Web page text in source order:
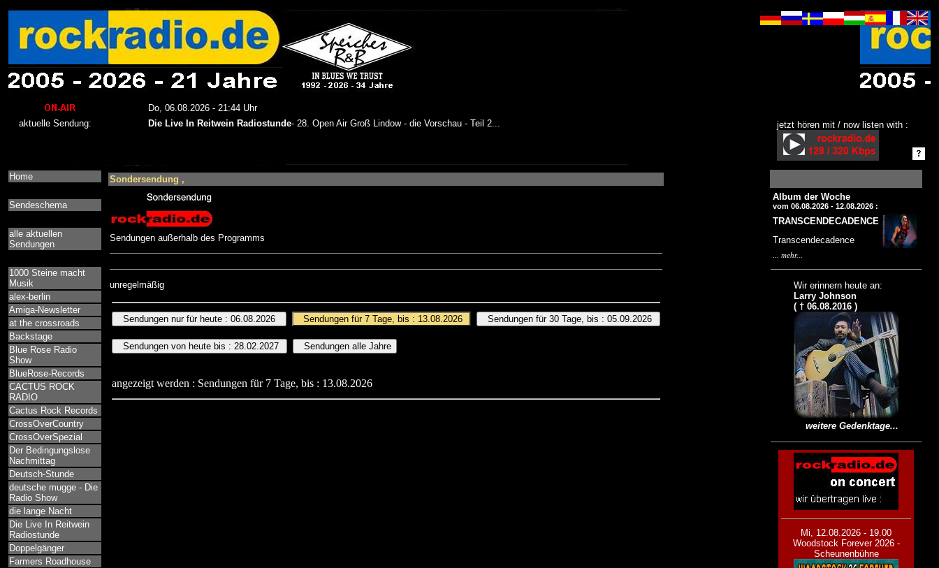
jetzt hören mit / now listen with :
Home
Sendeschema
alle aktuellen
Sendungen
1000 Steine macht
Musik
alex-berlin
Amiga-Newsletter
at the crossroads
Backstage
Blue Rose Radio
Show
BlueRose-Records
CACTUS ROCK
RADIO
Cactus Rock Records
CrossOverCountry
CrossOverSpezial
Der Bedingungslose
Nachmittag
Deutsch-Stunde
deutsche mugge - Die
Radio Show
die lange Nacht
Die Live In Reitwein
Radiostunde
Doppelgänger
Farmers Roadhouse
Sondersendung ,
Sendungen außerhalb des Programms
unregelmäßig
angezeigt werden : Sendungen für 7 Tage, bis : 13.08.2026
Album der Woche
vom 06.08.2026 - 12.08.2026 :
TRANSCENDECADENCE
Transcendecadence
mehr...
Wir erinnern heute an:
Larry Johnson
( † 06.08.2016 )
weitere Gedenktage...
Mi, 12.08.2026 - 19.00
Woodstock Forever 2026 -
Scheunenbühne